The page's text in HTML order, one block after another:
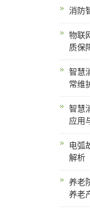
消防
物联
质保
智慧
常维
智慧
应用
电弧
解析
养老
养老